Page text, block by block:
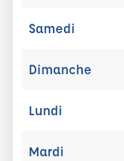
Samedi
Dimanche
Lundi
Mardi